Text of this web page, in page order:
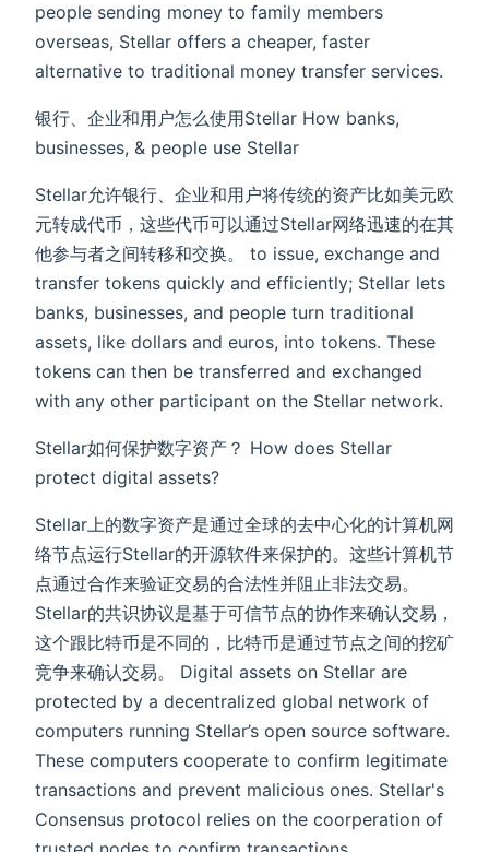
people sending money to family members
overseas, Stellar offers a cheaper, faster
alternative to traditional money transfer services.
银行、企业和用户怎么使用Stellar How banks,
businesses, & people use Stellar
Stellar允许银行、企业和用户将传统的资产比如美元欧
元转成代币，这些代币可以通过Stellar网络迅速的在其
他参与者之间转移和交换。 to issue, exchange and
transfer tokens quickly and efficiently; Stellar lets
banks, businesses, and people turn traditional
assets, like dollars and euros, into tokens. These
tokens can then be transferred and exchanged
with any other participant on the Stellar network.
Stellar如何保护数字资产？ How does Stellar
protect digital assets?
Stellar上的数字资产是通过全球的去中心化的计算机网
络节点运行Stellar的开源软件来保护的。这些计算机节
点通过合作来验证交易的合法性并阻止非法交易。
Stellar的共识协议是基于可信节点的协作来确认交易，
这个跟比特币是不同的，比特币是通过节点之间的挖矿
竞争来确认交易。 Digital assets on Stellar are
protected by a decentralized global network of
computers running Stellar’s open source software.
These computers cooperate to confirm legitimate
transactions and prevent malicious ones. Stellar's
Consensus protocol relies on the coorperation of